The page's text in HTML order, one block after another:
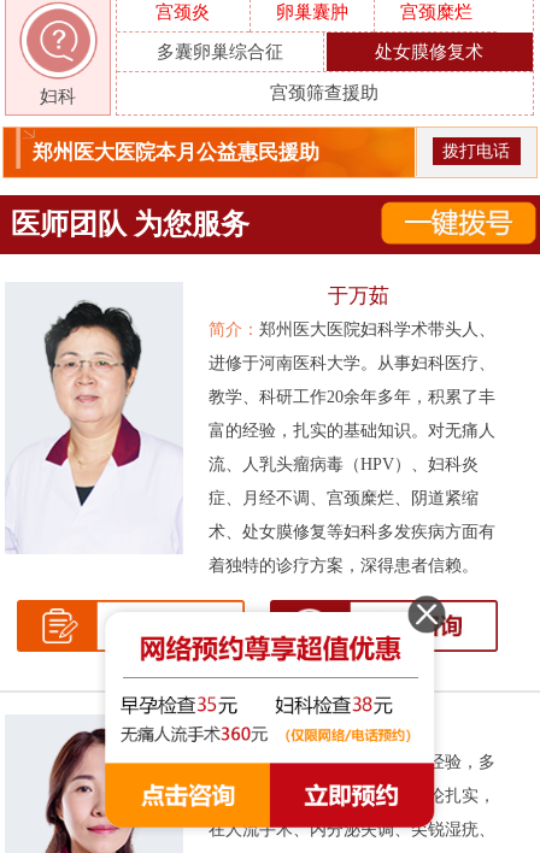
妇科
宫颈炎 卵巢囊肿
宫颈糜烂
多囊卵巢综合征
处女膜修复术
宫颈筛查援助
郑州医大医院本月公益惠民援助 拨打电话
医师团队 为您服务
于万茹
简介： 郑州医大医院妇科学术带头人、
进修于河南医科大学。从事妇科医疗、
教学、科研工作20余年多年，积累了丰
富的经验，扎实的基础知识。对无痛人
流、人乳头瘤病毒（HPV）、妇科炎
症、月经不调、宫颈糜烂、阴道紧缩
术、处女膜修复等妇科多发疾病方面有
着独特的诊疗方案，深得患者信赖。
张伟侠
简介：拥有十余年的妇科临床经验，多
次被评为先进工作者。基础理论扎实，
在人流手术、内分泌失调、尖锐湿疣、